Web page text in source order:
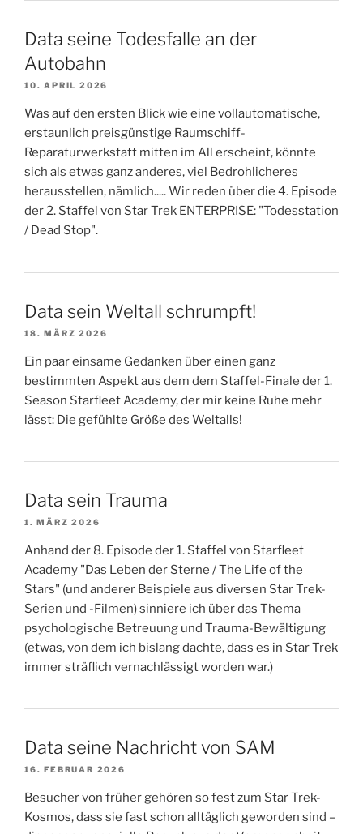
Data seine Todesfalle an der
Autobahn
10. APRIL 2026
Was auf den ersten Blick wie eine vollautomatische,
erstaunlich preisgünstige Raumschiff-
Reparaturwerkstatt mitten im All erscheint, könnte
sich als etwas ganz anderes, viel Bedrohlicheres
herausstellen, nämlich..... Wir reden über die 4. Episode
der 2. Staffel von Star Trek ENTERPRISE: "Todesstation
/ Dead Stop".
Data sein Weltall schrumpft!
18. MÄRZ 2026
Ein paar einsame Gedanken über einen ganz
bestimmten Aspekt aus dem dem Staffel-Finale der 1.
Season Starfleet Academy, der mir keine Ruhe mehr
lässt: Die gefühlte Größe des Weltalls!
Data sein Trauma
1. MÄRZ 2026
Anhand der 8. Episode der 1. Staffel von Starfleet
Academy "Das Leben der Sterne / The Life of the
Stars" (und anderer Beispiele aus diversen Star Trek-
Serien und -Filmen) sinniere ich über das Thema
psychologische Betreuung und Trauma-Bewältigung
(etwas, von dem ich bislang dachte, dass es in Star Trek
immer sträflich vernachlässigt worden war.)
Data seine Nachricht von SAM
16. FEBRUAR 2026
Besucher von früher gehören so fest zum Star Trek-
Kosmos, dass sie fast schon alltäglich geworden sind –